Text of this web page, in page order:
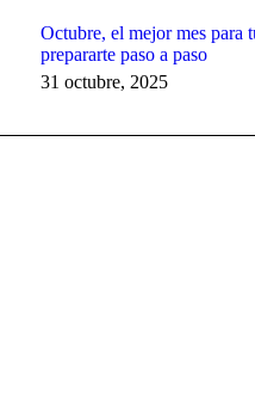
Octubre, el mejor mes para
prepararte paso a paso
31 octubre, 2025